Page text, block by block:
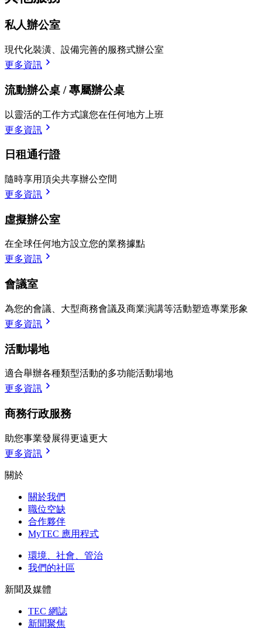
私人辦公室
現代化裝潢、設備完善的服務式辦公室
更多資訊
流動辦公桌 / 專屬辦公桌
以靈活的工作方式讓您在任何地方上班
更多資訊
日租通行證
隨時享用頂尖共享辦公空間
更多資訊
虛擬辦公室
在全球任何地方設立您的業務據點
更多資訊
會議室
為您的會議、大型商務會議及商業演講等活動塑造專業形象
更多資訊
活動場地
適合舉辦各種類型活動的多功能活動場地
更多資訊
商務行政服務
助您事業發展得更遠更大
更多資訊
關於
關於我們
職位空缺
合作夥伴
MyTEC 應用程式
環境、社會、管治
我們的社區
新聞及媒體
TEC 網誌
新聞聚焦